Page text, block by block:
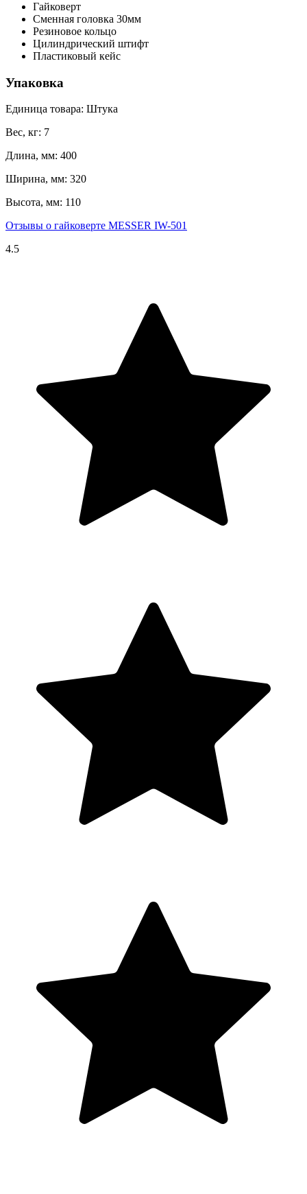
Гайковерт
Сменная головка 30мм
Резиновое кольцо
Цилиндрический штифт
Пластиковый кейс
Упаковка
Единица товара: Штука
Вес, кг: 7
Длина, мм: 400
Ширина, мм: 320
Высота, мм: 110
Отзывы о гайковерте MESSER IW-501
4.5